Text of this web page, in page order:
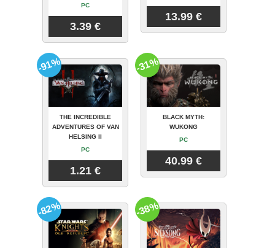
PC
3.39 €
13.99 €
THE INCREDIBLE
ADVENTURES OF VAN
HELSING II
PC
1.21 €
-91%
BLACK MYTH:
WUKONG
PC
40.99 €
-31%
-82% -38%